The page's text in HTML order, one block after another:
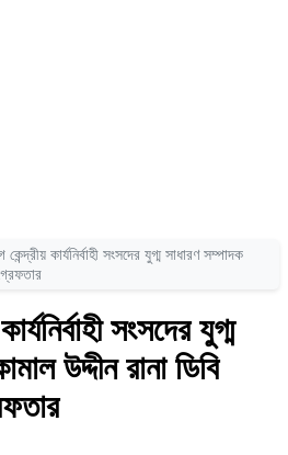
কেন্দ্রীয় কার্যনির্বাহী সংসদের যুগ্ম সাধারণ সম্পাদক
সংসদের যুগ্ম
উদ্দীন রানা ডিবি